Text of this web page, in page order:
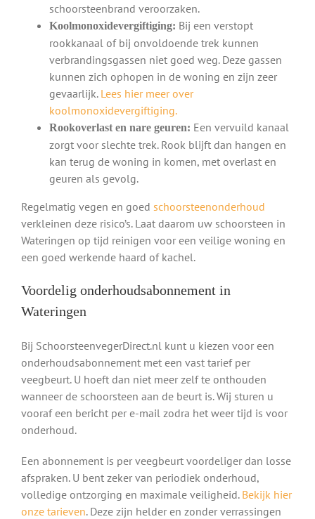
schoorsteenbrand veroorzaken.
Koolmonoxidevergiftiging: Bij een verstopt
rookkanaal of bij onvoldoende trek kunnen
verbrandingsgassen niet goed weg. Deze gassen
kunnen zich ophopen in de woning en zijn zeer
gevaarlijk. Lees hier meer over
koolmonoxidevergiftiging.
Rookoverlast en nare geuren: Een vervuild kanaal
zorgt voor slechte trek. Rook blijft dan hangen en
kan terug de woning in komen, met overlast en
geuren als gevolg.
Regelmatig vegen en goed schoorsteenonderhoud
verkleinen deze risico’s. Laat daarom uw schoorsteen in
Wateringen op tijd reinigen voor een veilige woning en
een goed werkende haard of kachel.
Voordelig onderhoudsabonnement in
Wateringen
Bij SchoorsteenvegerDirect.nl kunt u kiezen voor een
onderhoudsabonnement met een vast tarief per
veegbeurt. U hoeft dan niet meer zelf te onthouden
wanneer de schoorsteen aan de beurt is. Wij sturen u
vooraf een bericht per e-mail zodra het weer tijd is voor
onderhoud.
Een abonnement is per veegbeurt voordeliger dan losse
afspraken. U bent zeker van periodiek onderhoud,
volledige ontzorging en maximale veiligheid. Bekijk hier
onze tarieven. Deze zijn helder en zonder verrassingen